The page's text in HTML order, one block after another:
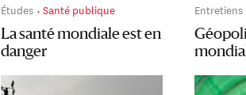
Études Santé publique
La santé mondiale est en
danger
Entretiens